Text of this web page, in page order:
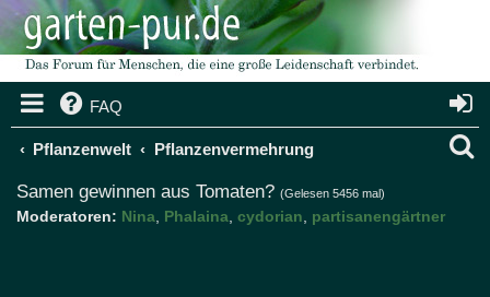
FAQ
Pflanzenwelt Pflanzenvermehrung
Samen gewinnen aus Tomaten? (Gelesen 5456 mal)
Moderatoren: Nina Phalaina cydorian partisanengärtner